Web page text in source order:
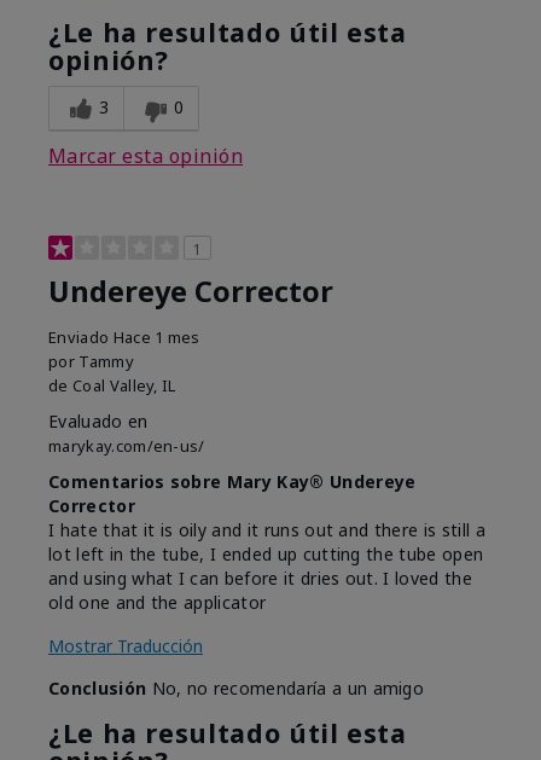
¿Le ha resultado útil esta
opinión?
3 0
Marcar esta opinión
1
Undereye Corrector
Enviado Hace 1 mes
por Tammy
de Coal Valley, IL
Evaluado en
marykay.com/en-us/
Comentarios sobre Mary Kay® Undereye
Corrector
I hate that it is oily and it runs out and there is still a
lot left in the tube, I ended up cutting the tube open
and using what I can before it dries out. I loved the
old one and the applicator
Mostrar Traducción
Conclusión No, no recomendaría a un amigo
¿Le ha resultado útil esta